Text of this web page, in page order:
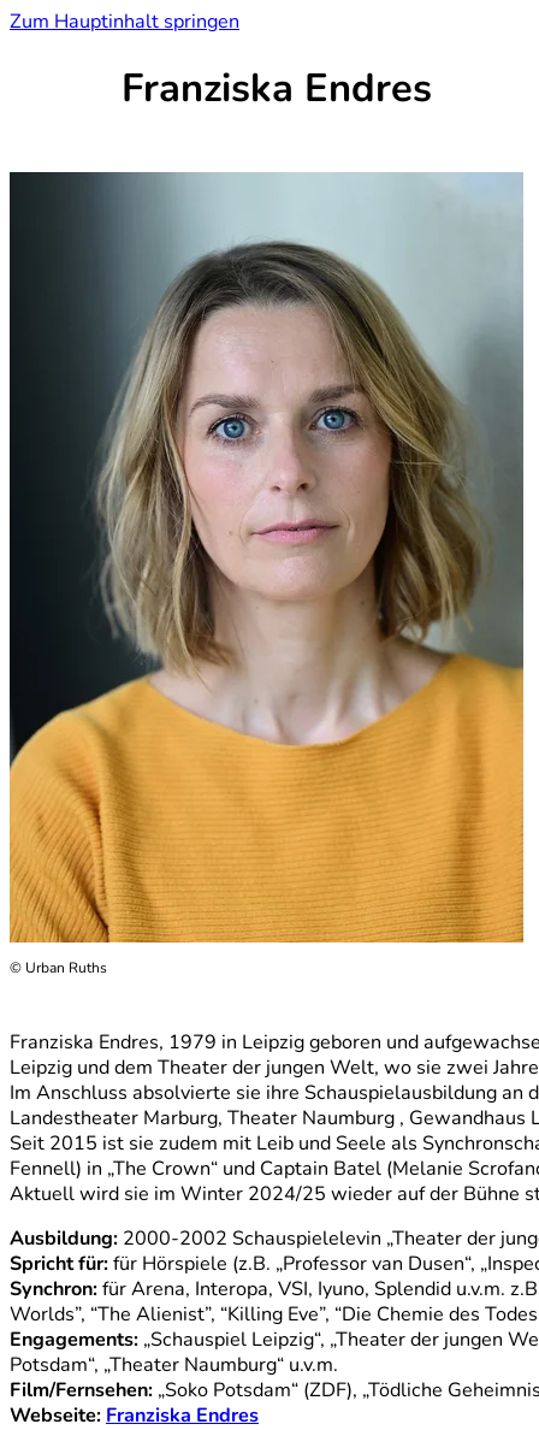
Zum Hauptinhalt springen
Franziska Endres
© Urban Ruths
Franziska Endres, 1979 in Leipzig geboren und
Leipzig und dem Theater der jungen Welt, wo sie zwei
Im Anschluss absolvierte sie ihre Schauspielausbildung an
Landestheater Marburg, Theater Naumburg ,
Seit 2015 ist sie zudem mit Leib und Seele als
Fennell) in „The Crown“ und Captain Batel (Melanie
Aktuell wird sie im Winter 2024/25 wieder auf der Bühne
Ausbildung: 2000-2002 Schauspielelevin „Theater der
Spricht für:für Hörspiele (z.B. „Professor van Dusen“,
Synchron:für Arena, Interopa, VSI, Iyuno, Splendid u.v.m.
Worlds”, “The Alienist”, “Killing Eve”, “Die Chemie des
Engagements: „Schauspiel Leipzig“, „Theater der jungen
Potsdam“, „Theater Naumburg“ u.v.m.
Film/Fernsehen: „Soko Potsdam“ (ZDF), „Tödliche
Webseite: Franziska Endres